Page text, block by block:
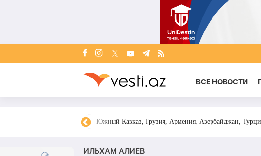
ВСЕ НОВОСТИ
Южный Кавказ, Грузия, Армения, Азербайджан,
ИЛЬХАМ АЛИЕВ